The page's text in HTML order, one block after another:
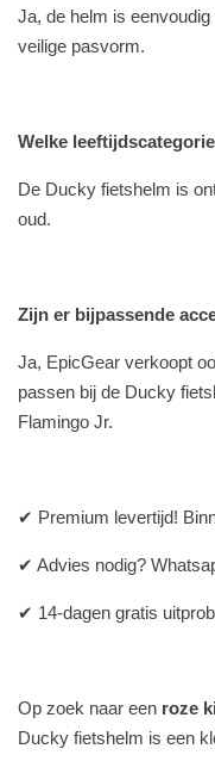
Ja, de helm is
veilige pasvorm.
Welke
De Ducky fietshelm is
oud.
Zijn er bijpassende
Ja, EpicGear verkoopt
passen bij de Ducky
Flamingo Jr.
✔ Premium levertijd!
✔ Advies nodig?
✔ 14-dagen gratis
Op zoek naar een roze
Ducky fietshelm is een